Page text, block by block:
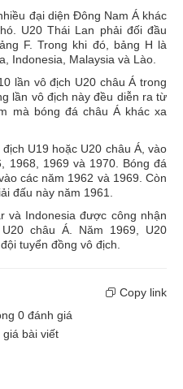
đại diện Đông Nam Á khác
U20 Thái Lan phải đối đầu
F. Trong khi đó, bảng H là
Indonesia, Malaysia và Lào.
lần vô địch U20 châu Á trong
lần vô địch này đều diễn ra từ
mà bóng đá châu Á khác xa
U19 hoặc U20 châu Á, vào
1968, 1969 và 1970. Bóng đá
các năm 1962 và 1969. Còn
đấu này năm 1961.
và Indonesia được công nhận
châu Á. Năm 1969, U20
tuyển đồng vô địch.
Copy link
0 đánh giá
giá bài viết